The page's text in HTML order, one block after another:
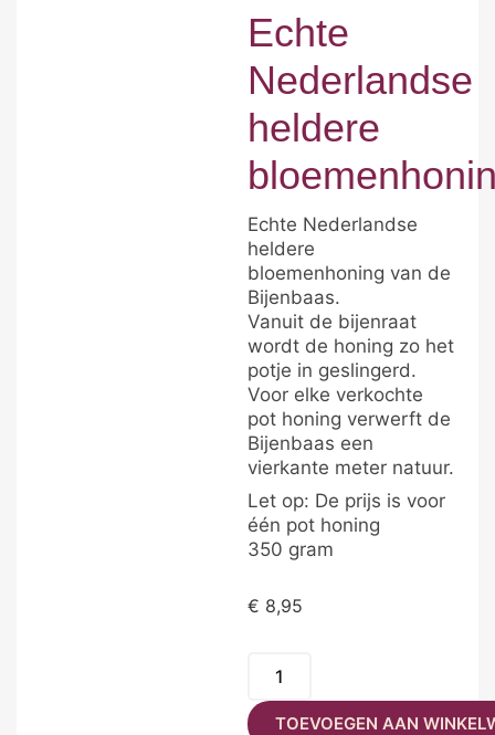
Echte
Nederlandse
heldere
Echte Nederlandse
heldere
bloemenhoning van de
Bijenbaas.
Vanuit de bijenraat
wordt de honing zo het
potje in geslingerd.
Voor elke verkochte
pot honing verwerft de
Bijenbaas een
vierkante meter natuur.
Let op: De prijs is voor
één pot honing
350 gram
€ 8,95
TOEVOEGEN AAN